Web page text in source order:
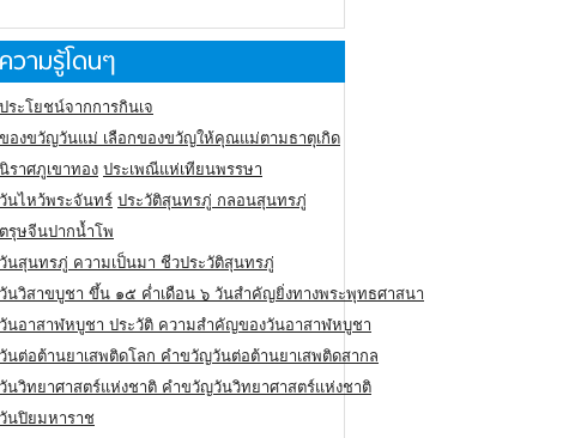
ความรู้โดนๆ
ประโยชน์จากการกินเจ
ของขวัญวันแม่ เลือกของขวัญให้คุณแม่ตามธาตุเกิด
นิราศภูเขาทอง ประเพณีแห่เทียนพรรษา
วันไหว้พระจันทร์ ประวัติสุนทรภู่ กลอนสุนทรภู่
ตรุษจีนปากน้ำโพ
วันสุนทรภู่ ความเป็นมา ชีวประวัติสุนทรภู่
วันวิสาขบูชา ขึ้น ๑๕ ค่ำเดือน ๖ วันสำคัญยิ่งทางพระพุทธศาสนา
วันอาสาฬหบูชา ประวัติ ความสําคัญของวันอาสาฬหบูชา
วันต่อต้านยาเสพติดโลก คำขวัญวันต่อต้านยาเสพติดสากล
วันวิทยาศาสตร์แห่งชาติ คำขวัญวันวิทยาศาสตร์แห่งชาติ
วันปิยมหาราช